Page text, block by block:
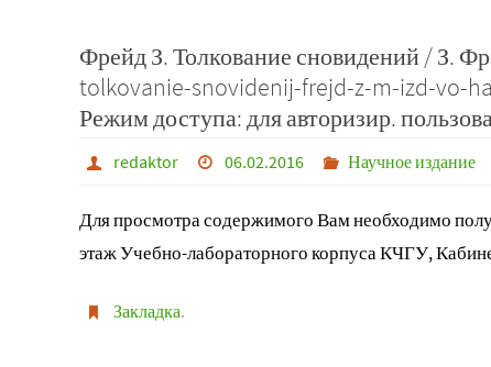
Фрейд З. Толкование сновидений / З.
tolkovanie-snovidenij-frejd-z-m-izd-vo-
Режим доступа: для авторизир.
redaktor 06.02.2016 Научное издание
Для просмотра содержимого Вам необходимо
этаж Учебно-лабораторного корпуса КЧГУ,
Закладка.